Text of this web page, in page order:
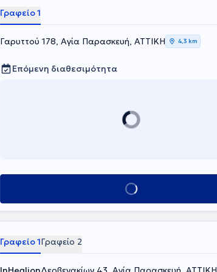
Γραφείο 1
Γαρυττού 178, Αγία Παρασκευή, ΑΤΤΙΚΗ 4,3 km
Επόμενη διαθεσιμότητα
Κλείσε ραντεβού
Γραφείο 1Γραφείο 2